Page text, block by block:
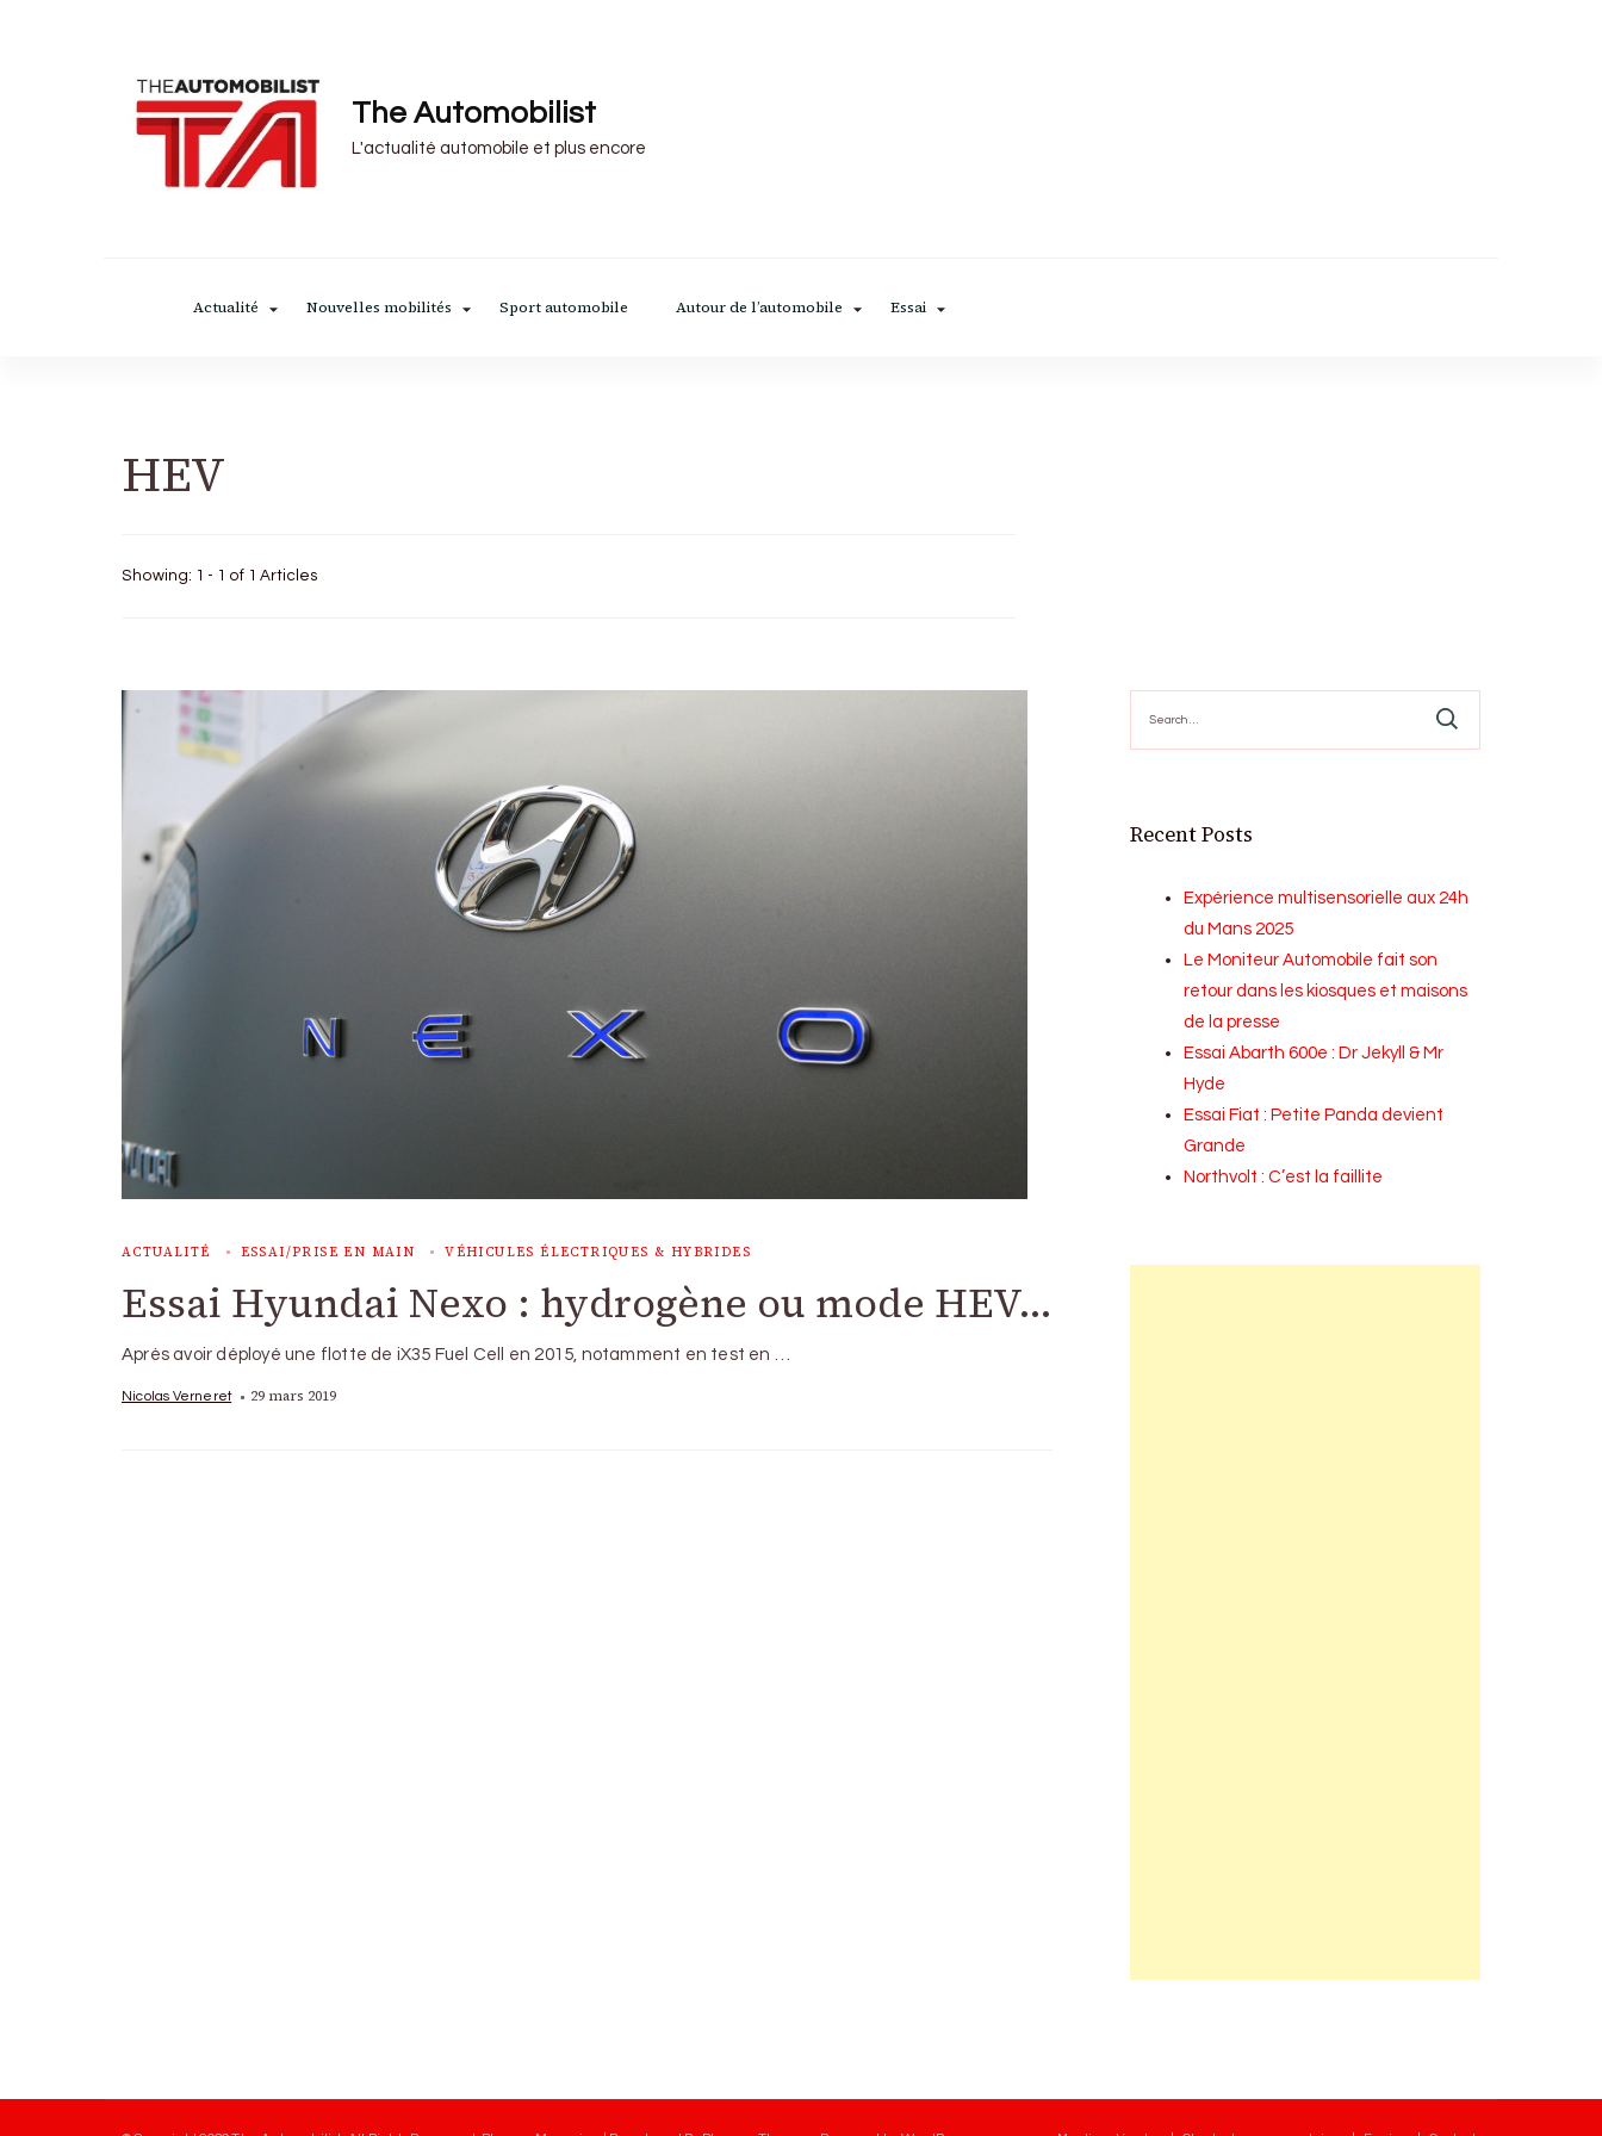
The Automobilist
L'actualité automobile et plus encore
Actualité Nouvelles mobilités Sport automobile Autour de l’automobile Essai
HEV
Showing: 1 - 1 of 1 Articles
ACTUALITÉ ESSAI/PRISE EN MAIN VÉHICULES ÉLECTRIQUES & HYBRIDES
Essai Hyundai Nexo : hydrogène ou mode HEV…
Après avoir déployé une flotte de iX35 Fuel Cell en 2015, notamment en test en …
Nicolas Verneret 29 mars 2019
for:
Recent Posts
Expérience multisensorielle aux 24h
du Mans 2025
Le Moniteur Automobile fait son
retour dans les kiosques et maisons
de la presse
Essai Abarth 600e : Dr Jekyll & Mr
Hyde
Essai Fiat : Petite Panda devient
Grande
Northvolt : C’est la faillite